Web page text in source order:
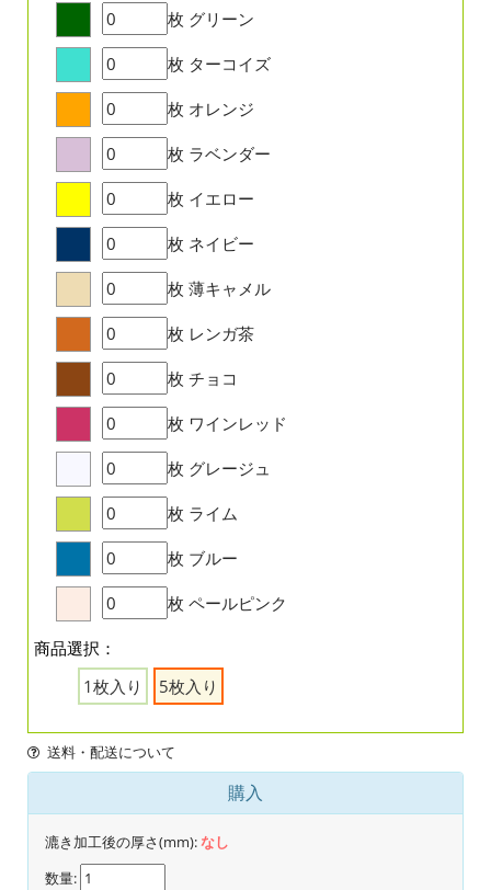
枚 グリーン
枚 ターコイズ
枚 オレンジ
枚 ラベンダー
枚 イエロー
枚 ネイビー
枚 薄キャメル
枚 レンガ茶
枚 チョコ
枚 ワインレッド
枚 グレージュ
枚 ライム
枚 ブルー
枚 ペールピンク
商品選択：
1枚入り
5枚入り
送料・配送について
購入
漉き加工後の厚さ(mm):なし
数量: